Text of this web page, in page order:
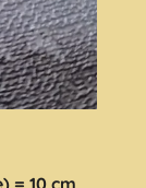
= 10 cm